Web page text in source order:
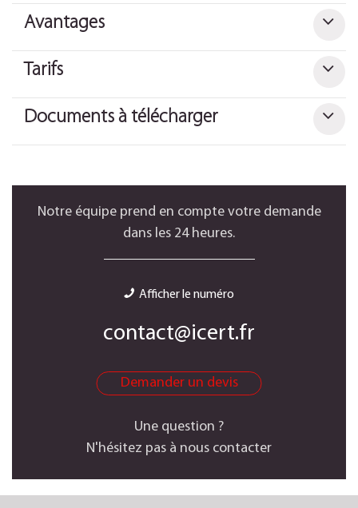
Avantages
Tarifs
Documents à télécharger
Notre équipe prend en compte votre demande
dans les 24 heures.
Afficher le numéro
contact@icert.fr
Demander un devis
Une question ?
N'hésitez pas à nous contacter